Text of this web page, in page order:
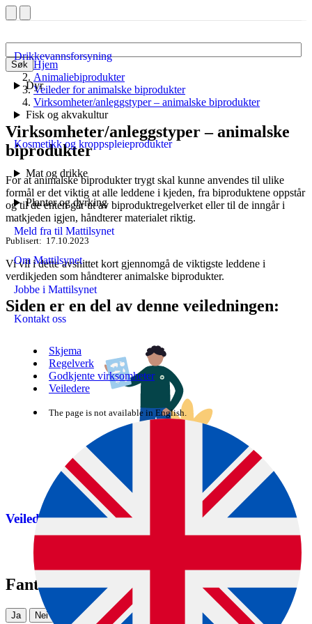
Søk
Drikkevannsforsyning
Dyr
Fisk og akvakultur
Kosmetikk og kroppspleieprodukter
Mat og drikke
Planter og dyrking
Meld fra til Mattilsynet
Om Mattilsynet
Jobbe i Mattilsynet
Kontakt oss
Skjema
Regelverk
Godkjente virksomheter
Veiledere
The page is not available in English.
Hjem
Animaliebiprodukter
Veileder for animalske biprodukter
Virksomheter/anleggstyper – animalske biprodukter
Virksomheter/anleggstyper – animalske
biprodukter
For at animalske biprodukter trygt skal kunne anvendes til ulike
formål er det viktig at alle leddene i kjeden, fra biproduktene oppstår
og til de enten går ut av biproduktregelverket eller til de inngår i
matkjeden igjen, håndterer materialet riktig.
Publisert 17.10.2023
Vi vil i dette avsnittet kort gjennomgå de viktigste leddene i
verdikjeden som håndterer animalske biprodukter.
Siden er en del av denne veiledningen:
Veileder for animalske biprodukter
Fant du det du lette etter?
Ja Nei